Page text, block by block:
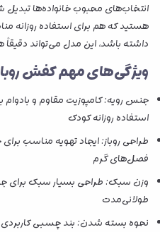
انتخاب‌های محبوب خانواده‌ها
هستید که هم برای استفاده
داشته باشد، این مدل می‌تواند دقیقاً
ویژگی‌های مهم کفش روباز
جنس رویه: کامپوزیت مقاوم و بادوام
استفاده روزانه کودک
طراحی روباز: ایجاد تهویه مناسب
فصل‌های گرم
وزن سبک: طراحی بسیار سبک برای
طولانی‌مدت
نحوه بسته شدن: بند چسبی